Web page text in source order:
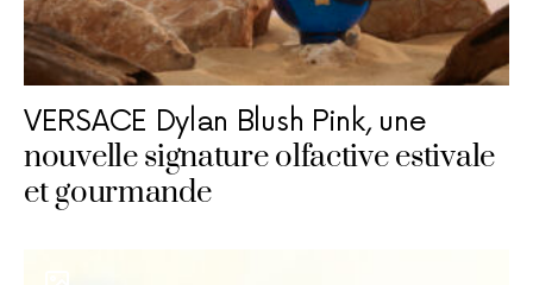
VERSACE Dylan Blush Pink, une
nouvelle signature olfactive estivale
et gourmande